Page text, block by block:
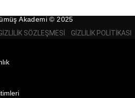
Akademi © 2025
SÖZLEŞMESI GIZLILIK POLITIKASI